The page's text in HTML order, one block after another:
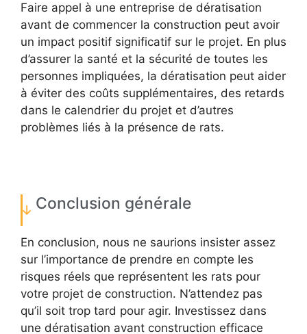
Faire appel à une entreprise de dératisation
avant de commencer la construction peut avoir
un impact positif significatif sur le projet. En plus
d’assurer la santé et la sécurité de toutes les
personnes impliquées, la dératisation peut aider
à éviter des coûts supplémentaires, des retards
dans le calendrier du projet et d’autres
problèmes liés à la présence de rats.
Conclusion générale
En conclusion, nous ne saurions insister assez
sur l’importance de prendre en compte les
risques réels que représentent les rats pour
votre projet de construction. N’attendez pas
qu’il soit trop tard pour agir. Investissez dans
une dératisation avant construction efficace